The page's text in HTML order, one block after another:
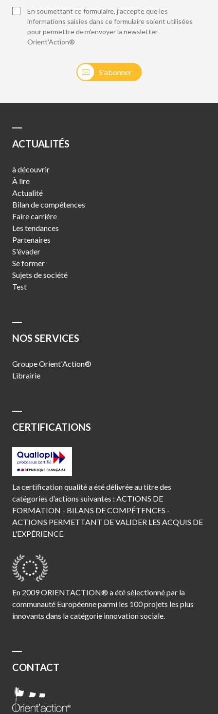
S'abonner
En soumettant ce formulaire, j’accepte que les
informations saisies dans ce formulaire soient utilisées
pour permettre de m’envoyer la newsletter
Orient’Action®
ACTUALITÉS
à découvrir
À lire
Actualité
Bilan de compétences
Faire carrière
Les tendances
Partenaires
S'évader
Se former
Sujets de société
Test
NOS SERVICES
Groupe Orient'Action®
Librairie
CERTIFICATIONS
La certification qualité a été délivrée au titre des
catégories d’actions suivantes : ACTIONS DE
FORMATION - BILANS DE COMPÉTENCES -
ACTIONS PERMETTANT DE VALIDER LES ACQUIS DE
L'EXPÉRIENCE
En 2009 ORIENTACTION® a été sélectionné par la
communauté Européenne parmi les 100 projets les plus
innovants dans la catégorie innovation sociale.
CONTACT